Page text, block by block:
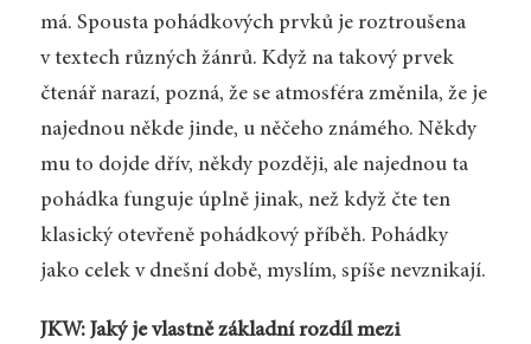
má. Spousta pohádkových prvků je roztroušena
v textech různých žánrů. Když na takový prvek
čtenář narazí, pozná, že se atmosféra změnila, že je
najednou někde jinde, u něčeho známého. Někdy
mu to dojde dřív, někdy později, ale najednou ta
pohádka funguje úplně jinak, než když čte ten
klasický otevřeně pohádkový příběh. Pohádky
jako celek v dnešní době, myslím, spíše nevznikají.
JKW: Jaký je vlastně základní rozdíl mezi